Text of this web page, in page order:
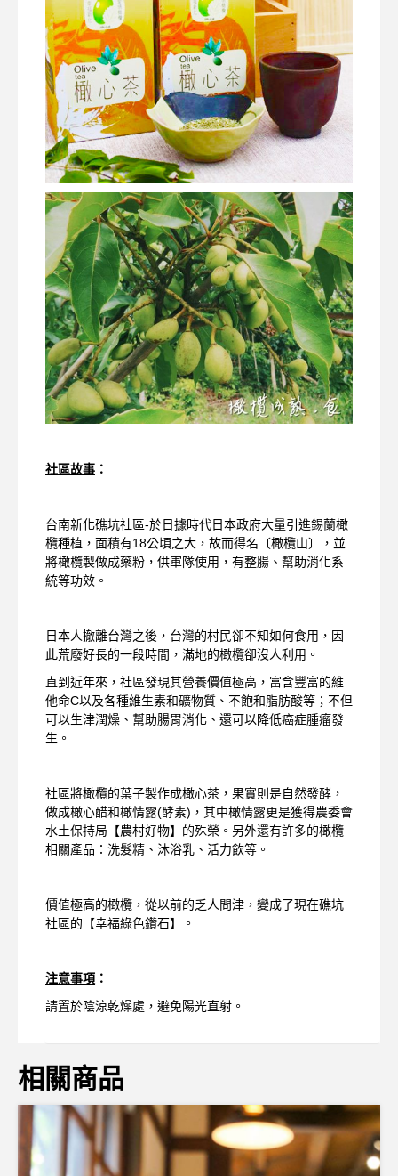
社區故事 ：
台南新化礁坑社區-於日據時代日本政府大量引進錫蘭橄
欖種植，面積有18公頃之大，故而得名〔橄欖山〕，並
將橄欖製做成藥粉，供軍隊使用，有整腸、幫助消化系
統等功效。
日本人撤離台灣之後，台灣的村民卻不知如何食用，因
此荒廢好長的一段時間，滿地的橄欖卻沒人利用。
直到近年來，社區發現其營養價值極高，富含豐富的維
他命C以及各種維生素和礦物質、不飽和脂肪酸等；不但
可以生津潤燥、幫助腸胃消化、還可以降低癌症腫瘤發
生。
社區將橄欖的葉子製作成橄心茶，果實則是自然發酵，
做成橄心醋和橄情露(酵素)，其中橄情露更是獲得農委會
水土保持局【農村好物】的殊榮。另外還有許多的橄欖
相關產品：洗髮精、沐浴乳、活力飲等。
價值極高的橄欖，從以前的乏人問津，變成了現在礁坑
社區的【幸福綠色鑽石】。
注意事項 ：
請置於陰涼乾燥處，避免陽光直射。
相關商品